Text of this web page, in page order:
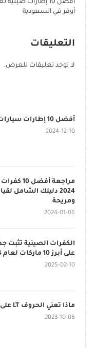
أوفر في السعودية
التعليقات
لا توجد تعليقات للعرض.
أفضل 10 إطارات سيارات لعام 2025
2024-12-10
مراجعة
2024 دليلك الشامل
ومريحة
2024-01-06
الكفرات الصينية تثبت
على أبرز 10 ماركات لعام 2024
2025-02-10
ماذا تعني الحروف LT على الإطارات؟
2023-10-06